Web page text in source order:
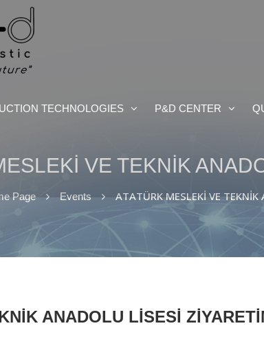
TECHNOLOGIES P&D CENTER
VE TEKNİK
Page Events ATATÜRK MESLEKİ VE
ANADOLU LİSESİ